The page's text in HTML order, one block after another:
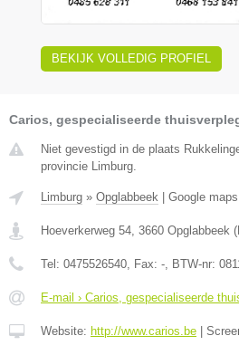
BEKIJK VOLLEDIG PROFIEL
Carios, gespecialiseerde
Niet gevestigd in de plaats
provincie Limburg.
Limburg » Opglabbeek Google maps
Hoeverkerweg 54 3660 Opglabbeek (
Tel: 0475526540 , Fax: - , BTW-nr:
E-mail › Carios, gespecialiseerde
Website: http://www.carios.be